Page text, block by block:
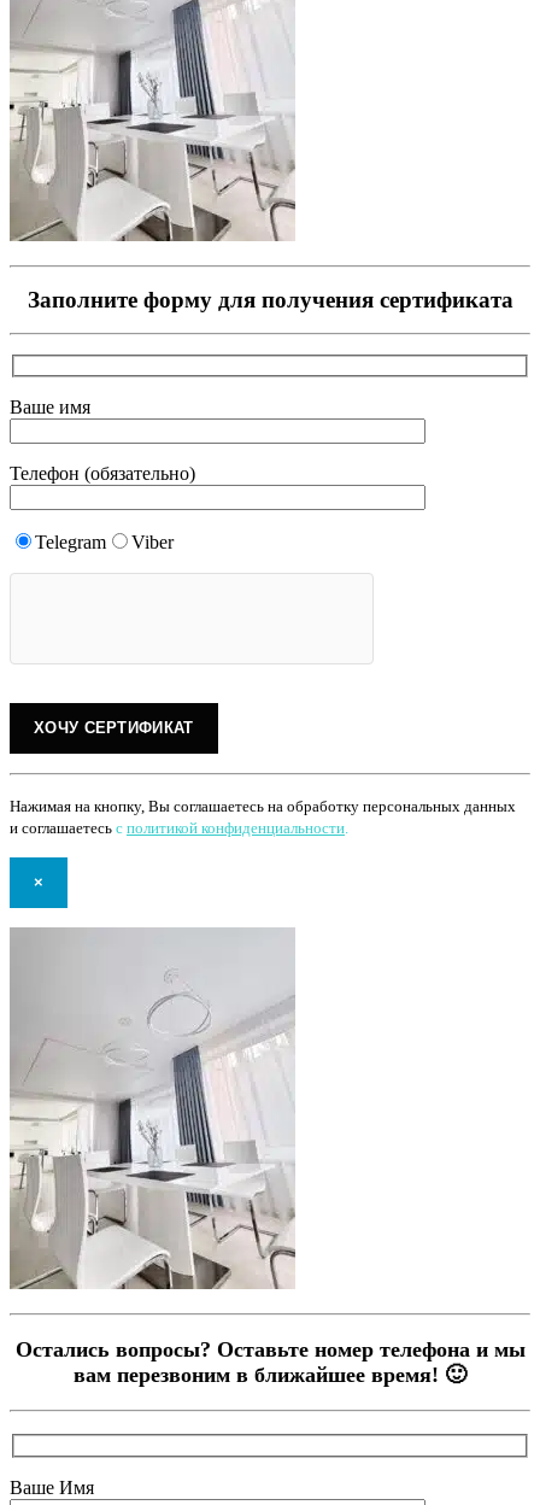
Заполните форму для получения сертификата
Ваше имя
Телефон (обязательно)
Telegram Viber
Нажимая на кнопку, Вы соглашаетесь на обработку персональных данных
и соглашаетесь с политикой конфиденциальности.
×
Остались вопросы? Оставьте номер телефона и мы
вам перезвоним в ближайшее время! 🙂
Ваше Имя